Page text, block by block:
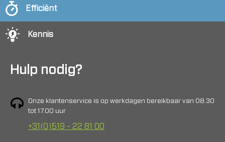
Efficiënt
Kennis
Hulp nodig?
Onze klantenservice is op werkdagen bereikbaar van 08.30
tot 17.00 uur
+31(0)519 - 22 81 00